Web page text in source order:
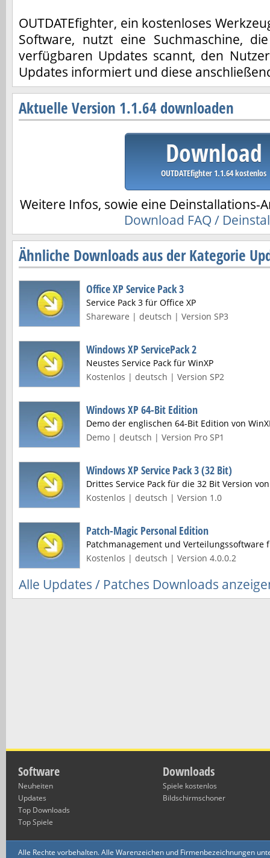
OUTDATEfighter, ein kostenloses
Software, nutzt eine Suchmaschine,
verfügbaren Updates scannt, den
Updates informiert und diese
Aktuelle Version 1.1.64 downloaden
Download
OUTDATEfighter 1.1.64 kostenlos
Weitere Infos, sowie eine Deinstallations-
Download FAQ /
Ähnliche Downloads aus der Kategorie
Office XP Service Pack 3
Service Pack 3 für Office XP
Shareware | deutsch | Version SP3
Windows XP ServicePack 2
Neustes Service Pack für WinXP
Kostenlos | deutsch | Version SP2
Windows XP 64-Bit Edition
Demo der englischen 64-Bit Edition von
Demo | deutsch | Version Pro SP1
Windows XP Service Pack 3 (32 Bit)
Drittes Service Pack für die 32 Bit Version
Kostenlos | deutsch | Version 1.0
Patch-Magic Personal Edition
Patchmanagement und Verteilungssoftware
Kostenlos | deutsch | Version 4.0.0.2
Alle Updates / Patches Downloads
Software
Neuheiten
Updates
Top Downloads
Top Spiele
Downloads
Spiele kostenlos
Bildschirmschoner
Alle Rechte vorbehalten. Alle Warenzeichen und Firmenbezeichnungen